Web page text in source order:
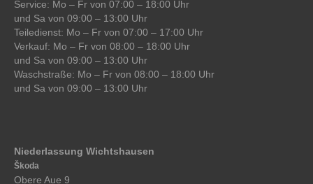
Service: Mo – Fr von 07:00 – 18:00 Uhr
und Sa von 09:00 – 13:00 Uhr
Teiledienst: Mo – Fr von 07:00 – 17:00 Uhr
Verkauf: Mo – Fr von 08:00 – 18:00 Uhr
und Sa von 09:00 – 13:00 Uhr
Waschstraße: Mo – Fr von 08:00 – 18:00 Uhr
und Sa von 09:00 – 13:00 Uhr
Niederlassung Wichtshausen
Škoda
Obere Aue 9